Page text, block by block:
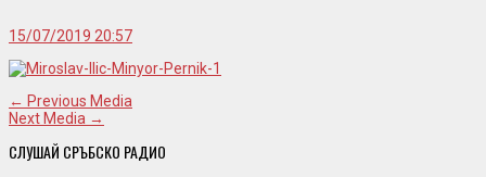
15/07/2019 20:57
← Previous Media
Next Media →
СЛУШАЙ СРЪБСКО РАДИО